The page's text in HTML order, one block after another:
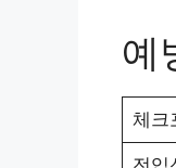
예
체크